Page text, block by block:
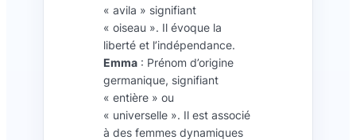
« avila » signifiant
« oiseau ». Il évoque la
liberté et l’indépendance.
Emma: Prénom d’origine
germanique, signifiant
« entière » ou
« universelle ». Il est associé
à des femmes dynamiques